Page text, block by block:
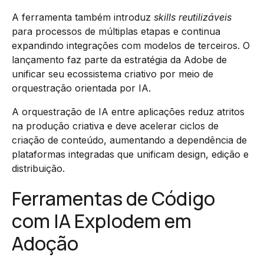
A ferramenta também introduz skills reutilizáveis
para processos de múltiplas etapas e continua
expandindo integrações com modelos de terceiros. O
lançamento faz parte da estratégia da Adobe de
unificar seu ecossistema criativo por meio de
orquestração orientada por IA.
A orquestração de IA entre aplicações reduz atritos
na produção criativa e deve acelerar ciclos de
criação de conteúdo, aumentando a dependência de
plataformas integradas que unificam design, edição e
distribuição.
Ferramentas de Código
com IA Explodem em
Adoção